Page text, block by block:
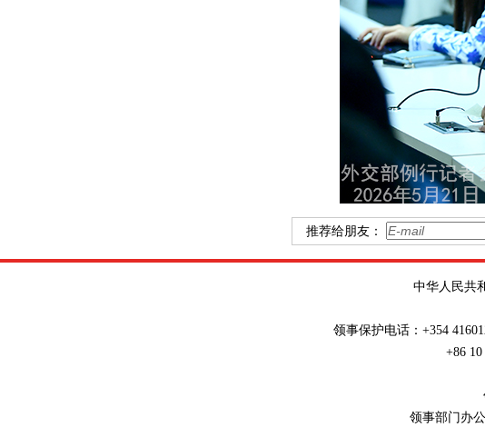
推荐给朋友：
中华人民共
领事保护电话：+354
+86
领事部门办